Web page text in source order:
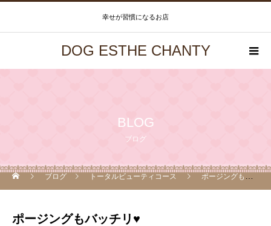
幸せが習慣になるお店
DOG ESTHE CHANTY
BLOG
ブログ
ブログ トータルビューティコース ポージングもバッチリ♥
ポージングもバッチリ♥